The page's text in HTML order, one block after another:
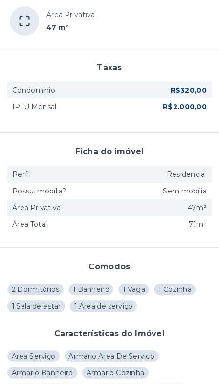
Área Privativa
47 m²
Cômodos
2 Dormitórios 1 Banheiro 1 Vaga
1 Cozinha
1 Sala de estar
1 Área de serviço
Características do Imóvel
Area Serviço
Armario Area De Servico
Armario Banheiro
Armario Cozinha
Taxas
Condomínio
R$320,00
IPTU Mensal
R$2.000,00
Ficha do imóvel
Perfil
Residencial
Possui mobília?
Sem mobília
Área Privativa
47m²
Área Total
71m²